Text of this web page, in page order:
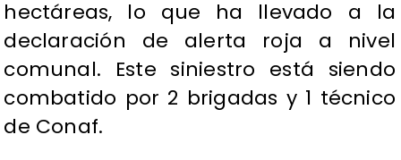
hectáreas, lo que ha llevado a la
declaración de alerta roja a nivel
comunal. Este siniestro está siendo
combatido por 2 brigadas y 1 técnico
de Conaf.